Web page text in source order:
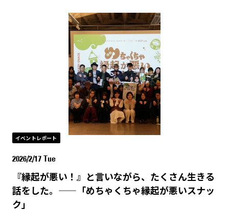
イベントレポート
2026/2/17 Tue
『縁起が悪い！』と言いながら、たくさん生きる
話をした。——「めちゃくちゃ縁起が悪いスナッ
ク」